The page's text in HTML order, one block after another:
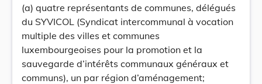
(a) quatre représentants de communes, délégués
du SYVICOL (Syndicat intercommunal à vocation
multiple des villes et communes
luxembourgeoises pour la promotion et la
sauvegarde d’intérêts communaux généraux et
communs), un par région d’aménagement;